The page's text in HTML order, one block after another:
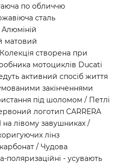
по обличчю
сталь
матовий
створена при
мотоциклів Ducati
активний спосіб життя
закінченнями
під шоломом / Петлі
логотип CARRERA
на лівому завушниках /
лінз
/ Чудова
поляризаційні - усувають